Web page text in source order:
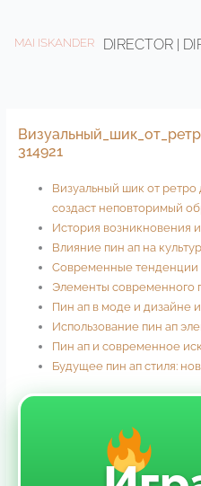
contenido
MAI ISKANDER DIRECTOR |
314921
Визуальный шик от
создаст неповторимый
История возникновения
Влияние пин ап на
Современные тенденции
Элементы современного
Пин ап в моде и дизайне
Использование пин ап
Пин ап и современное
Будущее пин ап стиля: